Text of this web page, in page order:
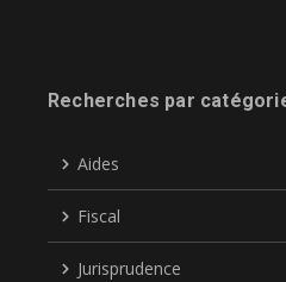
Recherches par
Aides
Fiscal
Jurisprudence